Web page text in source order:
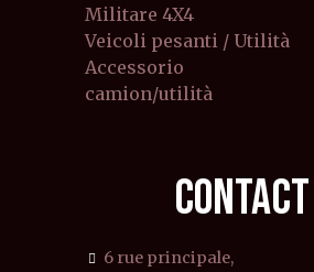
Militare 4X4
Veicoli pesanti / Utilità
Accessorio
camion/utilità
CONTACT
6 rue principale,